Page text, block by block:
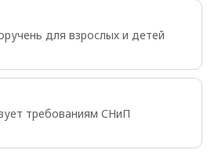
для взрослых и детей
требованиям СНиП